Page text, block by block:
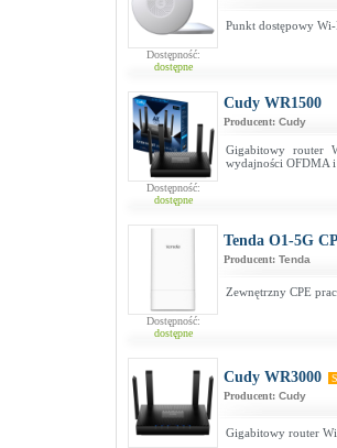
Dostępność:
dostępne
Punkt dostępowy
Dostępność:
dostępne
Cudy WR1500
Producent: Cudy
Gigabitowy router
wydajności OFDMA
Dostępność:
dostępne
Tenda O1-5G
Producent: Tenda
Zewnętrzny CPE
Cudy WR3000
Producent: Cudy
Gigabitowy router